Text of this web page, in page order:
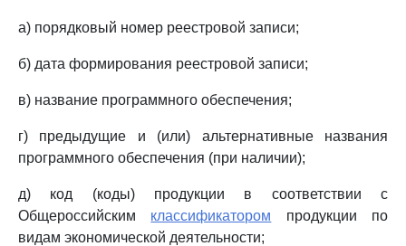
а) порядковый номер реестровой записи;
б) дата формирования реестровой записи;
в) название программного обеспечения;
г) предыдущие и (или) альтернативные названия
программного обеспечения (при наличии);
д) код (коды) продукции в соответствии с
Общероссийским классификатором продукции по
видам экономической деятельности;